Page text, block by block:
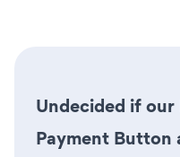
Undecided if our
Payment Button